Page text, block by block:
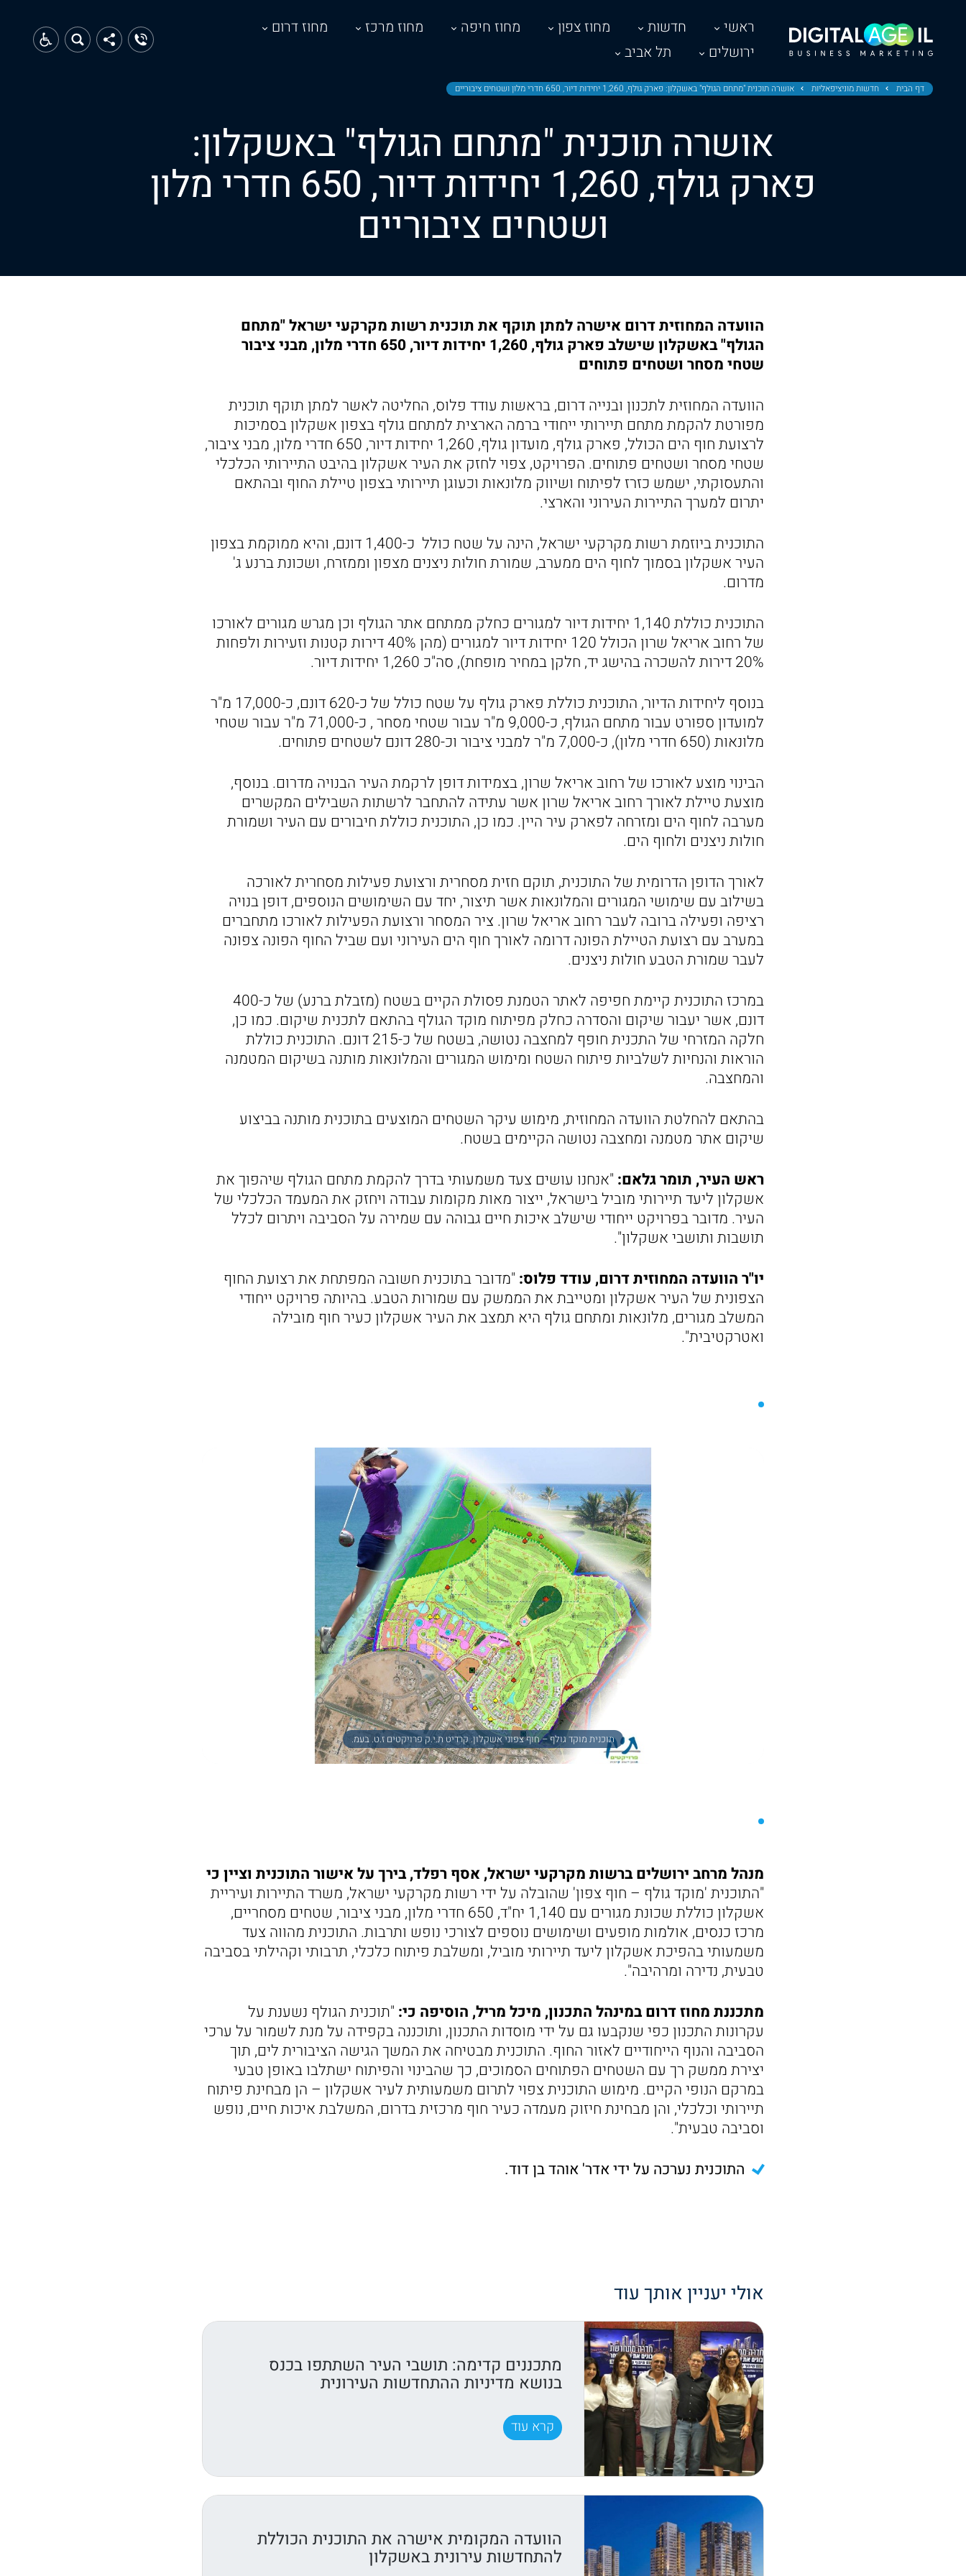
ראשי חדשות מחוז צפון מחוז חיפה מחוז מרכז
מחוז דרום
ירושלים
תל אביב
דף הבית חדשות מוניציפאליות אושרה תוכנית "מתחם הגולף" באשקלון: פארק גולף, 1,260 יחידות דיור, 650 חדרי מלון ושטחים ציבוריים
אושרה תוכנית "מתחם הגולף" באשקלון:
פארק גולף, 1,260 יחידות דיור, 650 חדרי מלון
ושטחים ציבוריים
הוועדה המחוזית דרום אישרה למתן תוקף את תוכנית רשות מקרקעי ישראל "מתחם
הגולף" באשקלון שישלב פארק גולף, 1,260 יחידות דיור, 650 חדרי מלון, מבני ציבור
שטחי מסחר ושטחים פתוחים
הוועדה המחוזית לתכנון ובנייה דרום, בראשות עודד פלוס, החליטה לאשר למתן תוקף תוכנית
מפורטת להקמת מתחם תיירותי ייחודי ברמה הארצית למתחם גולף בצפון אשקלון בסמיכות
לרצועת חוף הים הכולל, פארק גולף, מועדון גולף, 1,260 יחידות דיור, 650 חדרי מלון, מבני ציבור,
שטחי מסחר ושטחים פתוחים. הפרויקט, צפוי לחזק את העיר אשקלון בהיבט התיירותי הכלכלי
והתעסוקתי, ישמש כזרז לפיתוח ושיווק מלונאות וכעוגן תיירותי בצפון טיילת החוף ובהתאם
יתרום למערך התיירות העירוני והארצי.
התוכנית ביוזמת רשות מקרקעי ישראל, הינה על שטח כולל כ-1,400 דונם, והיא ממוקמת בצפון
העיר אשקלון בסמוך לחוף הים ממערב, שמורת חולות ניצנים מצפון וממזרח, ושכונת ברנע ג'
מדרום.
התוכנית כוללת 1,140 יחידות דיור למגורים כחלק ממתחם אתר הגולף וכן מגרש מגורים לאורכו
של רחוב אריאל שרון הכולל 120 יחידות דיור למגורים (מהן 40% דירות קטנות וזעירות ולפחות
20% דירות להשכרה בהישג יד, חלקן במחיר מופחת), סה"כ 1,260 יחידות דיור.
בנוסף ליחידות הדיור, התוכנית כוללת פארק גולף על שטח כולל של כ-620 דונם, כ-17,000 מ"ר
למועדון ספורט עבור מתחם הגולף, כ-9,000 מ"ר עבור שטחי מסחר , כ-71,000 מ"ר עבור שטחי
מלונאות (650 חדרי מלון), כ-7,000 מ"ר למבני ציבור וכ-280 דונם לשטחים פתוחים.
הבינוי מוצע לאורכו של רחוב אריאל שרון, בצמידות דופן לרקמת העיר הבנויה מדרום. בנוסף,
מוצעת טיילת לאורך רחוב אריאל שרון אשר עתידה להתחבר לרשתות השבילים המקשרים
מערבה לחוף הים ומזרחה לפארק עיר היין. כמו כן, התוכנית כוללת חיבורים עם העיר ושמורת
חולות ניצנים ולחוף הים.
לאורך הדופן הדרומית של התוכנית, תוקם חזית מסחרית ורצועת פעילות מסחרית לאורכה
בשילוב עם שימושי המגורים והמלונאות אשר תיצור, יחד עם השימושים הנוספים, דופן בנויה
רציפה ופעילה ברובה לעבר רחוב אריאל שרון. ציר המסחר ורצועת הפעילות לאורכו מתחברים
במערב עם רצועת הטיילת הפונה דרומה לאורך חוף הים העירוני ועם שביל החוף הפונה צפונה
לעבר שמורת הטבע חולות ניצנים.
במרכז התוכנית קיימת חפיפה לאתר הטמנת פסולת הקיים בשטח (מזבלת ברנע) של כ-400
דונם, אשר יעבור שיקום והסדרה כחלק מפיתוח מוקד הגולף בהתאם לתכנית שיקום. כמו כן,
חלקה המזרחי של התכנית חופף למחצבה נטושה, בשטח של כ-215 דונם. התוכנית כוללת
הוראות והנחיות לשלביות פיתוח השטח ומימוש המגורים והמלונאות מותנה בשיקום המטמנה
והמחצבה.
בהתאם להחלטת הוועדה המחוזית, מימוש עיקר השטחים המוצעים בתוכנית מותנה בביצוע
שיקום אתר מטמנה ומחצבה נטושה הקיימים בשטח.
ראש העיר, תומר גלאם: "אנחנו עושים צעד משמעותי בדרך להקמת מתחם הגולף שיהפוך את
אשקלון ליעד תיירותי מוביל בישראל, ייצור מאות מקומות עבודה ויחזק את המעמד הכלכלי של
העיר. מדובר בפרויקט ייחודי שישלב איכות חיים גבוהה עם שמירה על הסביבה ויתרום לכלל
תושבות ותושבי אשקלון".
יו"ר הוועדה המחוזית דרום, עודד פלוס: "מדובר בתוכנית חשובה המפתחת את רצועת החוף
הצפונית של העיר אשקלון ומטייבת את הממשק עם שמורות הטבע. בהיותה פרויקט ייחודי
המשלב מגורים, מלונאות ומתחם גולף היא תמצב את העיר אשקלון כעיר חוף מובילה
ואטרקטיבית".
תוכנית מוקד גולף – חוף צפוני אשקלון. קרדיט ת.י.ק פרויקטים ז.ט. בעמ.
מנהל מרחב ירושלים ברשות מקרקעי ישראל, אסף רפלד, בירך על אישור התוכנית וציין כי
"התוכנית 'מוקד גולף – חוף צפון' שהובלה על ידי רשות מקרקעי ישראל, משרד התיירות ועיריית
אשקלון כוללת שכונת מגורים עם 1,140 יח"ד, 650 חדרי מלון, מבני ציבור, שטחים מסחריים,
מרכז כנסים, אולמות מופעים ושימושים נוספים לצורכי נופש ותרבות. התוכנית מהווה צעד
משמעותי בהפיכת אשקלון ליעד תיירותי מוביל, ומשלבת פיתוח כלכלי, תרבותי וקהילתי בסביבה
טבעית, נדירה ומרהיבה".
מתכננת מחוז דרום במינהל התכנון, מיכל מריל, הוסיפה כי: "תוכנית הגולף נשענת על
עקרונות התכנון כפי שנקבעו גם על ידי מוסדות התכנון, ותוכננה בקפידה על מנת לשמור על ערכי
הסביבה והנוף הייחודיים לאזור החוף. התוכנית מבטיחה את המשך הגישה הציבורית לים, תוך
יצירת ממשק רך עם השטחים הפתוחים הסמוכים, כך שהבינוי והפיתוח ישתלבו באופן טבעי
במרקם הנופי הקיים. מימוש התוכנית צפוי לתרום משמעותית לעיר אשקלון – הן מבחינת פיתוח
תיירותי וכלכלי, והן מבחינת חיזוק מעמדה כעיר חוף מרכזית בדרום, המשלבת איכות חיים, נופש
וסביבה טבעית".
התוכנית נערכה על ידי אדר' אוהד בן דוד.
אולי יעניין אותך עוד
מתכננים קדימה: תושבי העיר השתתפו בכנס
בנושא מדיניות ההתחדשות העירונית
קרא עוד
הוועדה המקומית אישרה את התוכנית הכוללת
להתחדשות עירונית באשקלון